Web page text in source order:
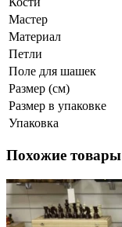
Мастер
Материал
Петли
Поле для шашек
Размер (см)
Размер в упаковке
Упаковка
Похожие товары